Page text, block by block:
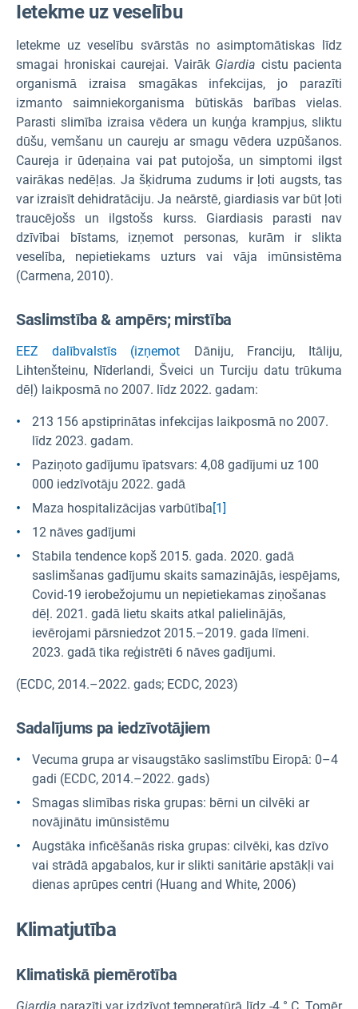
Ietekme uz veselību
Ietekme uz veselību svārstās no asimptomātiskas līdz
smagai hroniskai caurejai. Vairāk Giardia cistu pacienta
organismā izraisa smagākas infekcijas, jo parazīti
izmanto saimniekorganisma būtiskās barības vielas.
Parasti slimība izraisa vēdera un kuņģa krampjus, sliktu
dūšu, vemšanu un caureju ar smagu vēdera uzpūšanos.
Caureja ir ūdeņaina vai pat putojoša, un simptomi ilgst
vairākas nedēļas. Ja šķidruma zudums ir ļoti augsts, tas
var izraisīt dehidratāciju. Ja neārstē, giardiasis var būt ļoti
traucējošs un ilgstošs kurss. Giardiasis parasti nav
dzīvībai bīstams, izņemot personas, kurām ir slikta
veselība, nepietiekams uzturs vai vāja imūnsistēma
(Carmena, 2010).
Saslimstība & ampērs; mirstība
EEZ dalībvalstīs (izņemot Dāniju, Franciju, Itāliju,
Lihtenšteinu, Nīderlandi, Šveici un Turciju datu trūkuma
dēļ) laikposmā no 2007. līdz 2022. gadam:
213 156 apstiprinātas infekcijas laikposmā no 2007.
līdz 2023. gadam.
Paziņoto gadījumu īpatsvars: 4,08 gadījumi uz 100
000 iedzīvotāju 2022. gadā
Maza hospitalizācijas varbūtība [1]
12 nāves gadījumi
Stabila tendence kopš 2015. gada. 2020. gadā
saslimšanas gadījumu skaits samazinājās, iespējams,
Covid-19 ierobežojumu un nepietiekamas ziņošanas
dēļ. 2021. gadā lietu skaits atkal palielinājās,
ievērojami pārsniedzot 2015.–2019. gada līmeni.
2023. gadā tika reģistrēti 6 nāves gadījumi.
(ECDC, 2014.–2022. gads; ECDC, 2023)
Sadalījums pa iedzīvotājiem
Vecuma grupa ar visaugstāko saslimstību Eiropā: 0–4
gadi (ECDC, 2014.–2022. gads)
Smagas slimības riska grupas: bērni un cilvēki ar
novājinātu imūnsistēmu
Augstāka inficēšanās riska grupas: cilvēki, kas dzīvo
vai strādā apgabalos, kur ir slikti sanitārie apstākļi vai
dienas aprūpes centri (Huang and White, 2006)
Klimatjutība
Klimatiskā piemērotība